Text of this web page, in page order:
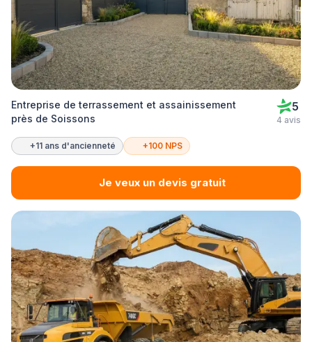
Entreprise de terrassement et assainissement
près de Soissons
5
4 avis
+11 ans d'ancienneté +100 NPS
Je veux un devis gratuit